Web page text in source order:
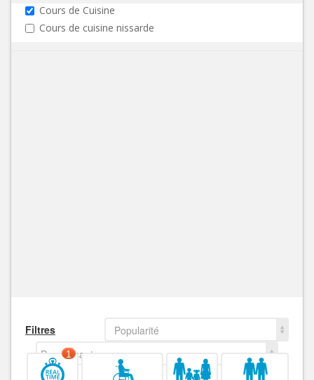
Cours de Cuisine
Cours de cuisine nissarde
Filtres
Popularité
Decroissant
1